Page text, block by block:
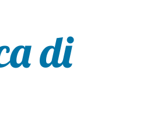
di